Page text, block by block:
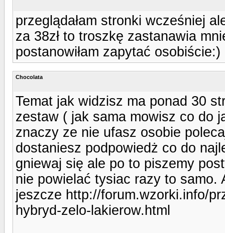
przeglądałam stronki wcześniej
za 38zł to troszkę zastanawia
postanowiłam zapytać osobiście:)
Chocolata
Temat jak widzisz ma ponad 30
zestaw ( jak sama mowisz co do
znaczy ze nie ufasz osobie
dostaniesz podpowiedż co do
gniewaj się ale po to piszemy
nie powielać tysiac razy to samo.
jeszcze http://forum.wzorki.info/
hybryd-zelo-lakierow.html